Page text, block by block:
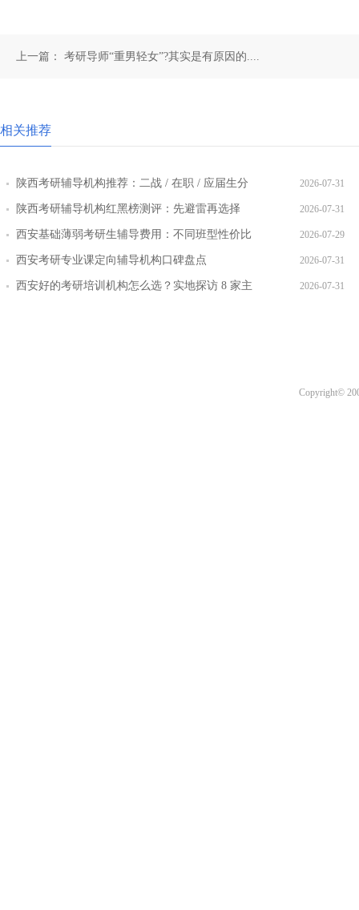
上一篇： 考研导师“重男轻女”?其实是有原因的....
相关推荐
陕西考研辅导机构推荐：二战 / 在职 / 应届生分
层教学方案
2026-07-31
陕西考研辅导机构红黑榜测评：先避雷再选择 2026-07-31
西安基础薄弱考研生辅导费用：不同班型性价比
对比
2026-07-29
西安考研专业课定向辅导机构口碑盘点 2026-07-31
西安好的考研培训机构怎么选？实地探访 8 家主 2026-07-31
Copyright©